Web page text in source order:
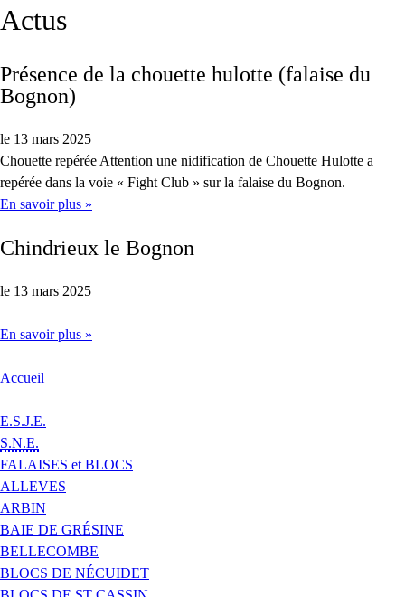
Actus
Présence de la chouette hulotte (falaise du
Bognon)
le 13 mars 2025
Chouette repérée Attention une nidification de Chouette Hulotte a
repérée dans la voie « Fight Club » sur la falaise du Bognon.
En savoir plus »
Chindrieux le Bognon
le 13 mars 2025
En savoir plus »
Accueil
E.S.J.E.
S.N.E.
FALAISES et BLOCS
ALLEVES
ARBIN
BAIE DE GRÉSINE
BELLECOMBE
BLOCS DE NÉCUIDET